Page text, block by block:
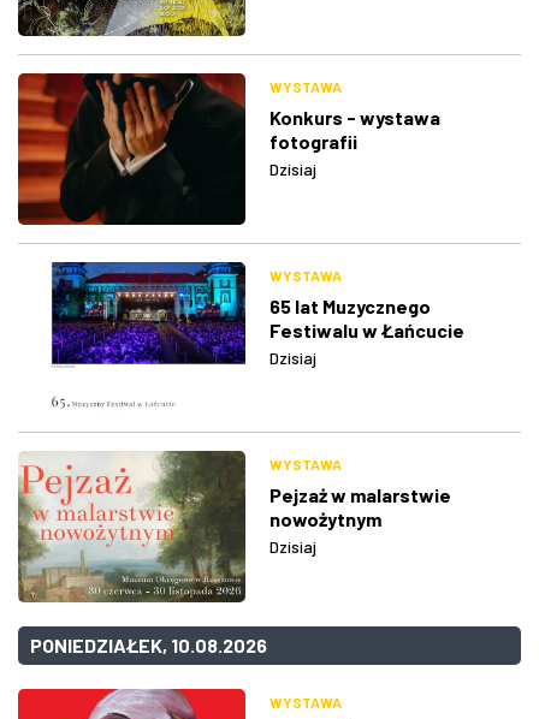
WYSTAWA
Konkurs - wystawa
fotografii
Dzisiaj
WYSTAWA
65 lat Muzycznego
Festiwalu w Łańcucie
Dzisiaj
WYSTAWA
Pejzaż w malarstwie
nowożytnym
Dzisiaj
PONIEDZIAŁEK, 10.08.2026
WYSTAWA